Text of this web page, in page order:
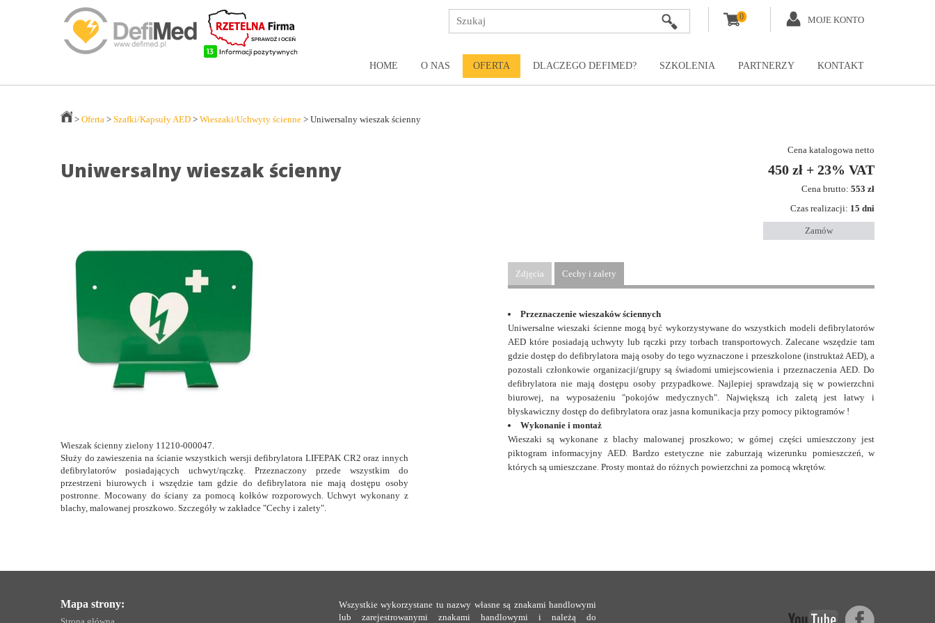
0 MOJE KONTO
HOME O NAS OFERTA DLACZEGO DEFIMED? SZKOLENIA PARTNERZY KONTAKT
> Oferta > Szafki/Kapsuły AED > Wieszaki/Uchwyty ścienne > Uniwersalny wieszak ścienny
Uniwersalny wieszak ścienny
Wieszak ścienny zielony 11210-000047.
Służy do zawieszenia na ścianie wszystkich wersji defibrylatora LIFEPAK CR2 oraz innych
defibrylatorów posiadających uchwyt/rączkę. Przeznaczony przede wszystkim do
przestrzeni biurowych i wszędzie tam gdzie do defibrylatora nie mają dostępu osoby
postronne. Mocowany do ściany za pomocą kołków rozporowych. Uchwyt wykonany z
blachy, malowanej proszkowo. Szczegóły w zakładce "Cechy i zalety".
Cena katalogowa netto
450 zł + 23% VAT
Cena brutto: 553 zł
Czas realizacji: 15 dni
Zamów
Zdjęcia Cechy i zalety
Przeznaczenie wieszaków ściennych
Uniwersalne wieszaki ścienne mogą być wykorzystywane do wszystkich modeli defibrylatorów
AED które posiadają uchwyty lub rączki przy torbach transportowych. Zalecane wszędzie tam
gdzie dostęp do defibrylatora mają osoby do tego wyznaczone i przeszkolone (instruktaż AED), a
pozostali członkowie organizacji/grupy są świadomi umiejscowienia i przeznaczenia AED. Do
defibrylatora nie mają dostępu osoby przypadkowe. Najlepiej sprawdzają się w powierzchni
biurowej, na wyposażeniu "pokojów medycznych". Największą ich zaletą jest łatwy i
błyskawiczny dostęp do defibrylatora oraz jasna komunikacja przy pomocy piktogramów !
Wykonanie i montaż
Wieszaki są wykonane z blachy malowanej proszkowo; w górnej części umieszczony jest
piktogram informacyjny AED. Bardzo estetyczne nie zaburzają wizerunku pomieszczeń, w
których są umieszczane. Prosty montaż do różnych powierzchni za pomocą wkrętów.
Mapa strony:
Wszystkie wykorzystane tu nazwy własne są znakami handlowymi
lub zarejestrowanymi znakami handlowymi i należą do